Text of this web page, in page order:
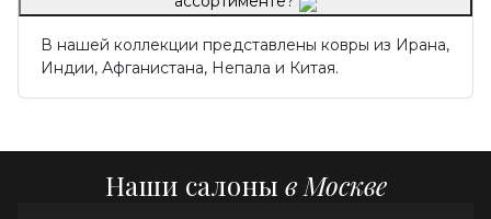
В нашей коллекции представлены ковры из Ирана,
Индии, Афганистана, Непала и Китая.
Наши салоны в Москве